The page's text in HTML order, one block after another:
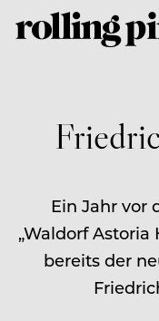
Ein Jahr vor
„Waldorf
bereits der